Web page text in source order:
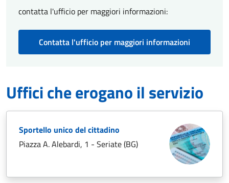
contatta l'ufficio per maggiori informazioni:
Contatta l'ufficio per maggiori informazioni
Uffici che erogano il servizio
Sportello unico del cittadino
Piazza A. Alebardi, 1 - Seriate (BG)